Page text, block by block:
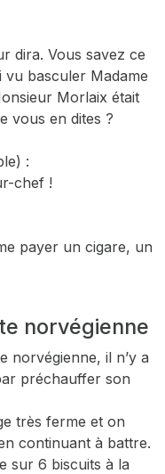
dira. Vous savez ce
vu basculer Madame
Morlaix était
vous en dites ?
:
chef !
payer un cigare, un
norvégienne
norvégienne, il n’y a
préchauffer son
très ferme et on
continuant à battre.
sur 6 biscuits à la